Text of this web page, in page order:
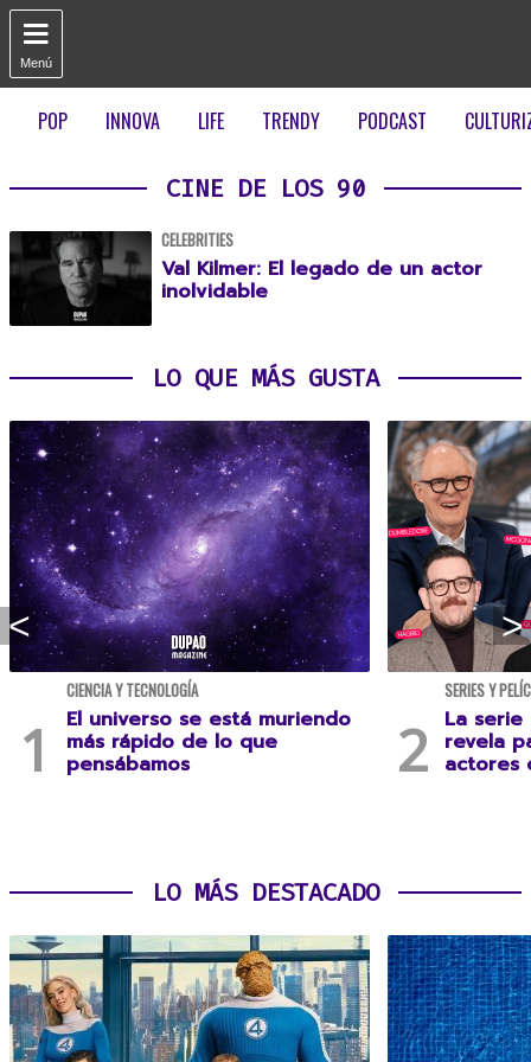

Menú
POP INNOVA LIFE TRENDY PODCAST
CINE DE LOS 90
CELEBRITIES
Val Kilmer: El legado de un actor
inolvidable
LO QUE MÁS GUSTA
CIENCIA Y TECNOLOGÍA
El universo se está muriendo
más rápido de lo que
pensábamos
SERIES Y
La
revela
actores
LO MÁS DESTACADO